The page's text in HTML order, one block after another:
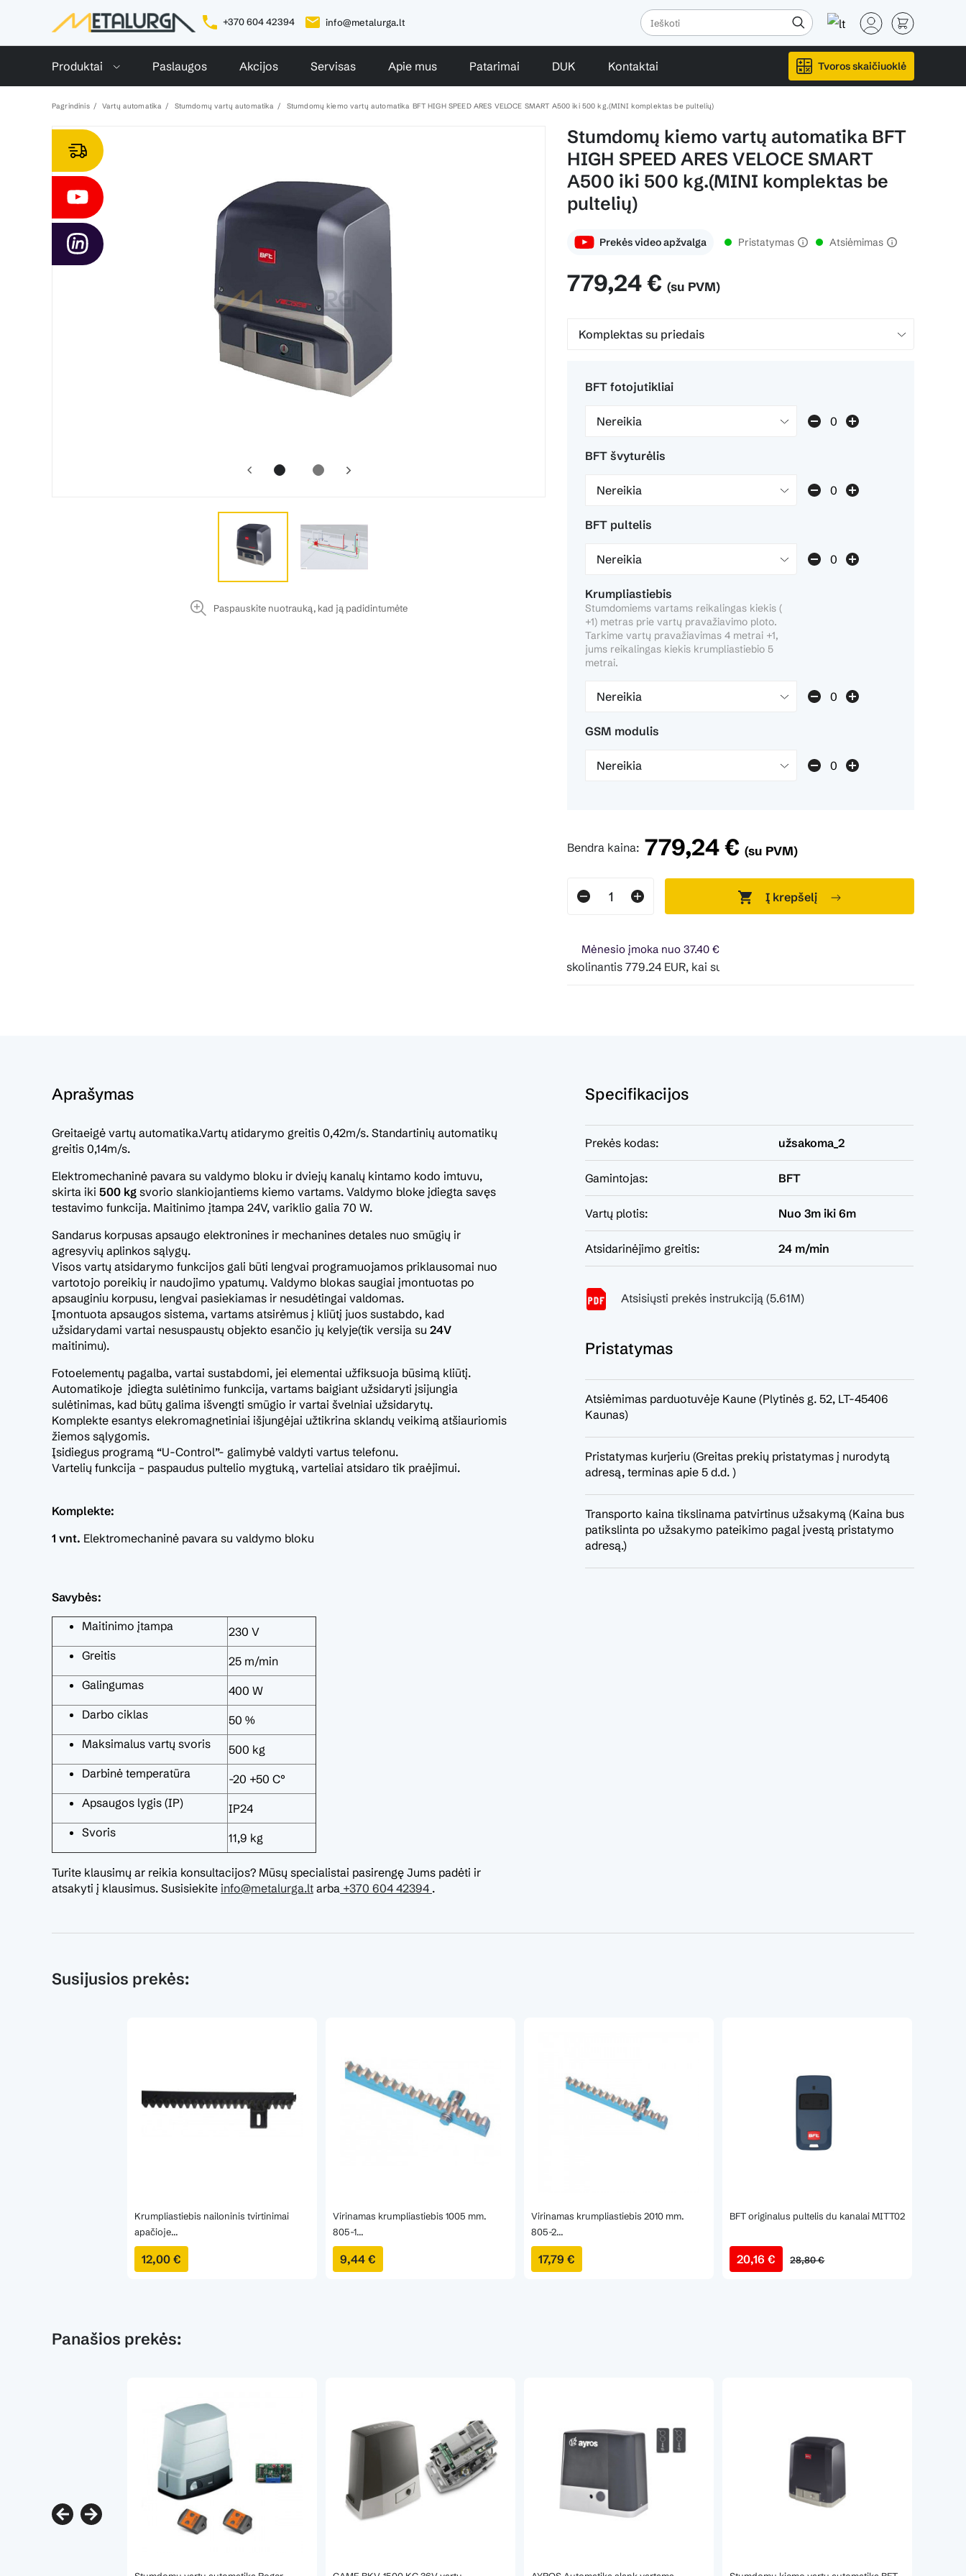
+370 604 42394 info@metalurga.lt
Produktai Paslaugos Akcijos Servisas Apie mus Patarimai DUK Kontaktai Tvoros skaičiuoklė
Pagrindinis Vartų automatika Stumdomų vartų automatika Stumdomų kiemo vartų automatika BFT HIGH SPEED ARES VELOCE SMART A500 iki 500 kg.(MINI komplektas be pultelių)
Paspauskite nuotrauką, kad ją padidintumėte
Stumdomų kiemo vartų automatika BFT
HIGH SPEED ARES VELOCE SMART
A500 iki 500 kg.(MINI komplektas be
pultelių)
Prekės video apžvalga Pristatymas Atsiėmimas
779,24 € (su PVM)
BFT fotojutikliai
Nereikia
BFT švyturėlis
Nereikia
BFT pultelis
Nereikia
Krumpliastiebis
Stumdomiems vartams reikalingas kiekis (
+1) metras prie vartų pravažiavimo ploto.
Tarkime vartų pravažiavimas 4 metrai +1,
jums reikalingas kiekis krumpliastiebio 5
metrai.
Nereikia
GSM modulis
Nereikia
Bendra kaina: 779,24 €(su PVM)
Į krepšelį
Mėnesio įmoka nuo 37.40 €
Pavyzdžiui, skolinantis 779.24 EUR, kai sutartis sudaroma 24 mėn. terminui, metinė palūkanų norma –
Aprašymas
Greitaeigė vartų automatika.Vartų atidarymo greitis 0,42m/s. Standartinių automatikų
greitis 0,14m/s.
Elektromechaninė pavara su valdymo bloku ir dviejų kanalų kintamo kodo imtuvu,
skirta iki 500 kg svorio slankiojantiems kiemo vartams. Valdymo bloke įdiegta savęs
testavimo funkcija. Maitinimo įtampa 24V, variklio galia 70 W.
Sandarus korpusas apsaugo elektronines ir mechanines detales nuo smūgių ir
agresyvių aplinkos sąlygų.
Visos vartų atsidarymo funkcijos gali būti lengvai programuojamos priklausomai nuo
vartotojo poreikių ir naudojimo ypatumų. Valdymo blokas saugiai įmontuotas po
apsauginiu korpusu, lengvai pasiekiamas ir nesudėtingai valdomas.
Įmontuota apsaugos sistema, vartams atsirėmus į kliūtį juos sustabdo, kad
užsidarydami vartai nesuspaustų objekto esančio jų kelyje(tik versija su 24V
maitinimu).
Fotoelementų pagalba, vartai sustabdomi, jei elementai užfiksuoja būsimą kliūtį.
Automatikoje įdiegta sulėtinimo funkcija, vartams baigiant užsidaryti įsijungia
sulėtinimas, kad būtų galima išvengti smūgio ir vartai švelniai užsidarytų.
Komplekte esantys elekromagnetiniai išjungėjai užtikrina sklandų veikimą atšiauriomis
žiemos sąlygomis.
Įsidiegus programą “U-Control”- galimybė valdyti vartus telefonu.
Vartelių funkcija – paspaudus pultelio mygtuką, varteliai atsidaro tik praėjimui.
Komplekte:
1 vnt. Elektromechaninė pavara su valdymo bloku
Savybės:
Maitinimo įtampa
230 V
Greitis
25 m/min
Galingumas
400 W
Darbo ciklas
50 %
Maksimalus vartų svoris
500 kg
Darbinė temperatūra
-20 +50 C°
Apsaugos lygis (IP)
IP24
Svoris
11,9 kg
Turite klausimų ar reikia konsultacijos? Mūsų specialistai pasirengę Jums padėti ir
atsakyti į klausimus. Susisiekite info@metalurga.lt arba +370 604 42394 .
Specifikacijos
Prekės kodas: užsakoma_2
Gamintojas: BFT
Vartų plotis: Nuo 3m iki 6m
Atsidarinėjimo greitis: 24 m/min
Atsisiųsti prekės instrukciją (5.61M)
Pristatymas
Atsiėmimas parduotuvėje Kaune (Plytinės g. 52, LT-45406
Kaunas)
Pristatymas kurjeriu (Greitas prekių pristatymas į nurodytą
adresą, terminas apie 5 d.d. )
Transporto kaina tikslinama patvirtinus užsakymą (Kaina bus
patikslinta po užsakymo pateikimo pagal įvestą pristatymo
adresą.)
Susijusios prekės:
Krumpliastiebis nailoninis tvirtinimai
apačioje...
12,00 €
Virinamas krumpliastiebis 1005 mm.
805-1...
9,44 €
Virinamas krumpliastiebis 2010 mm.
805-2...
17,79 €
BFT originalus pultelis du kanalai MITT02
20,16 € 28,80 €
Panašios prekės: